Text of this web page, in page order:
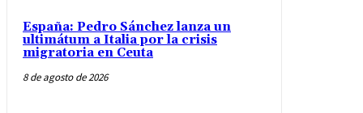
España: Pedro Sánchez lanza un
ultimátum a Italia por la crisis
migratoria en Ceuta
8 de agosto de 2026